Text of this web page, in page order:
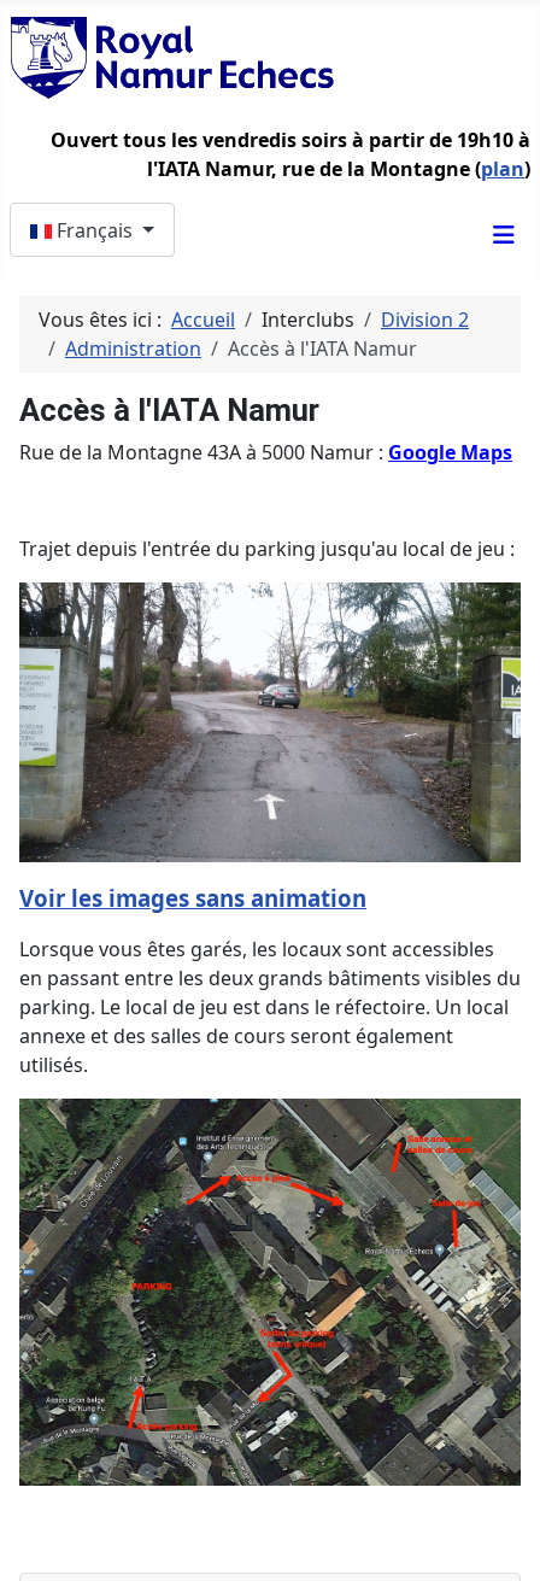
Ouvert tous les vendredis soirs à partir de 19h10 à
l'IATA Namur, rue de la Montagne (plan)
Français
Vous êtes ici : Accueil Interclubs
Division 2
Administration
Accès à l'IATA Namur
Accès à l'IATA Namur
Rue de la Montagne 43A à 5000 Namur : Google Maps
Trajet depuis l'entrée du parking jusqu'au local de jeu :
Voir les images sans animation
Lorsque vous êtes garés, les locaux sont accessibles
en passant entre les deux grands bâtiments visibles du
parking. Le local de jeu est dans le réfectoire. Un local
annexe et des salles de cours seront également
utilisés.